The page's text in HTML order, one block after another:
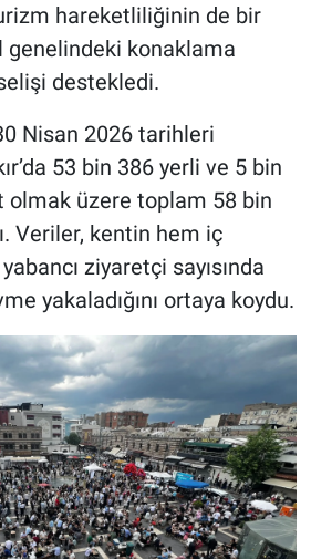
hareketliliğinin de bir
genelindeki konaklama
destekledi.
Nisan 2026 tarihleri
53 bin 386 yerli ve 5 bin
olmak üzere toplam 58 bin
Veriler, kentin hem iç
ziyaretçi sayısında
yakaladığını ortaya koydu.